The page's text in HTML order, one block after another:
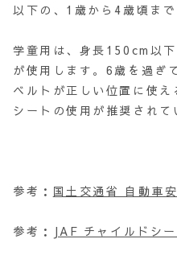
以下の、1歳から4歳頃ま
学童用は、身長150cm以
が使用します。6歳を過ぎ
ベルトが正しい位置に使
シートの使用が推奨されて
参考： 国土交通省 自動車
参考： JAF チャイルドシ